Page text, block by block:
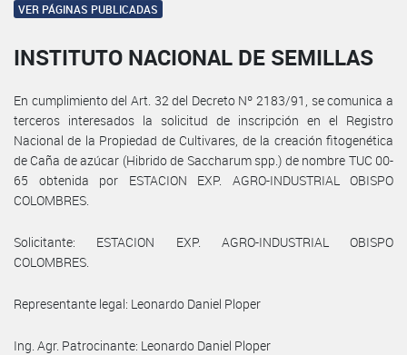
VER PÁGINAS PUBLICADAS
INSTITUTO NACIONAL DE SEMILLAS
En cumplimiento del Art. 32 del Decreto Nº 2183/91, se comunica a
terceros interesados la solicitud de inscripción en el Registro
Nacional de la Propiedad de Cultivares, de la creación fitogenética
de Caña de azúcar (Hibrido de Saccharum spp.) de nombre TUC 00-
65 obtenida por ESTACION EXP. AGRO-INDUSTRIAL OBISPO
COLOMBRES.
Solicitante: ESTACION EXP. AGRO-INDUSTRIAL OBISPO
COLOMBRES.
Representante legal: Leonardo Daniel Ploper
Ing. Agr. Patrocinante: Leonardo Daniel Ploper